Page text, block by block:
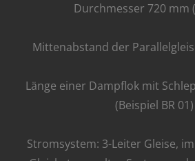
Durchmesser 720 mm
Mittenabstand der
Länge einer Dampflok mit
(Beispiel BR 01)
Stromsystem: 3-Leiter Gleise,